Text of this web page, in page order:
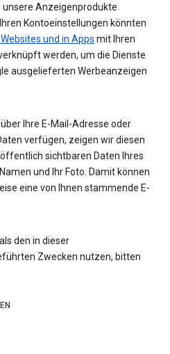
Anzeigenprodukte
Kontoeinstellungen könnten
und in Apps mit Ihren
werden, um die Dienste
ausgelieferten Werbeanzeigen
Ihre E-Mail-Adresse oder
verfügen, zeigen wir diesen
sichtbaren Daten Ihres
und Ihr Foto. Damit können
eine von Ihnen stammende E-
den in dieser
Zwecken nutzen, bitten